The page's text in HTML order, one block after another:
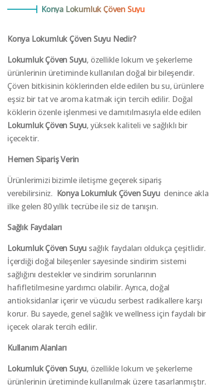
Konya Lokumluk Çöven Suyu
Konya Lokumluk Çöven Suyu Nedir?
Lokumluk Çöven Suyu, özellikle lokum ve şekerleme
ürünlerinin üretiminde kullanılan doğal bir bileşendir.
Çöven bitkisinin köklerinden elde edilen bu su, ürünlere
eşsiz bir tat ve aroma katmak için tercih edilir. Doğal
köklerin özenle işlenmesi ve damıtılmasıyla elde edilen
Lokumluk Çöven Suyu, yüksek kaliteli ve sağlıklı bir
içecektir.
Hemen Sipariş Verin
Ürünlerimizi bizimle iletişme geçerek sipariş
verebilirsiniz. KonyaLokumluk Çöven Suyu denince akla
ilke gelen 80 yıllık tecrübe ile siz de tanışın.
Sağlık Faydaları
Lokumluk Çöven Suyu sağlık faydaları oldukça çeşitlidir.
İçerdiği doğal bileşenler sayesinde sindirim sistemi
sağlığını destekler ve sindirim sorunlarının
hafifletilmesine yardımcı olabilir. Ayrıca, doğal
antioksidanlar içerir ve vücudu serbest radikallere karşı
korur. Bu sayede, genel sağlık ve wellness için faydalı bir
içecek olarak tercih edilir.
Kullanım Alanları
Lokumluk Çöven Suyu, özellikle lokum ve şekerleme
ürünlerinin üretiminde kullanılmak üzere tasarlanmıştır.